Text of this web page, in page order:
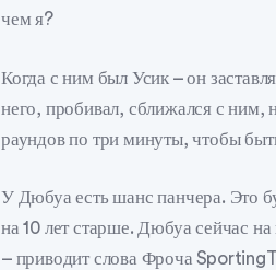
чем я?
Когда с ним был Усик – он
него, пробивал, сближался с ним,
раундов по три минуты, чтобы
У Дюбуа есть шанс панчера. Это
на 10 лет старше. Дюбуа сейчас
– приводит слова Фроча